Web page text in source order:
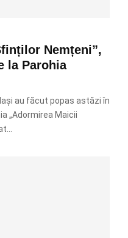
Nemțeni”,
la Parohia
au făcut popas astăzi în
„Adormirea Maicii